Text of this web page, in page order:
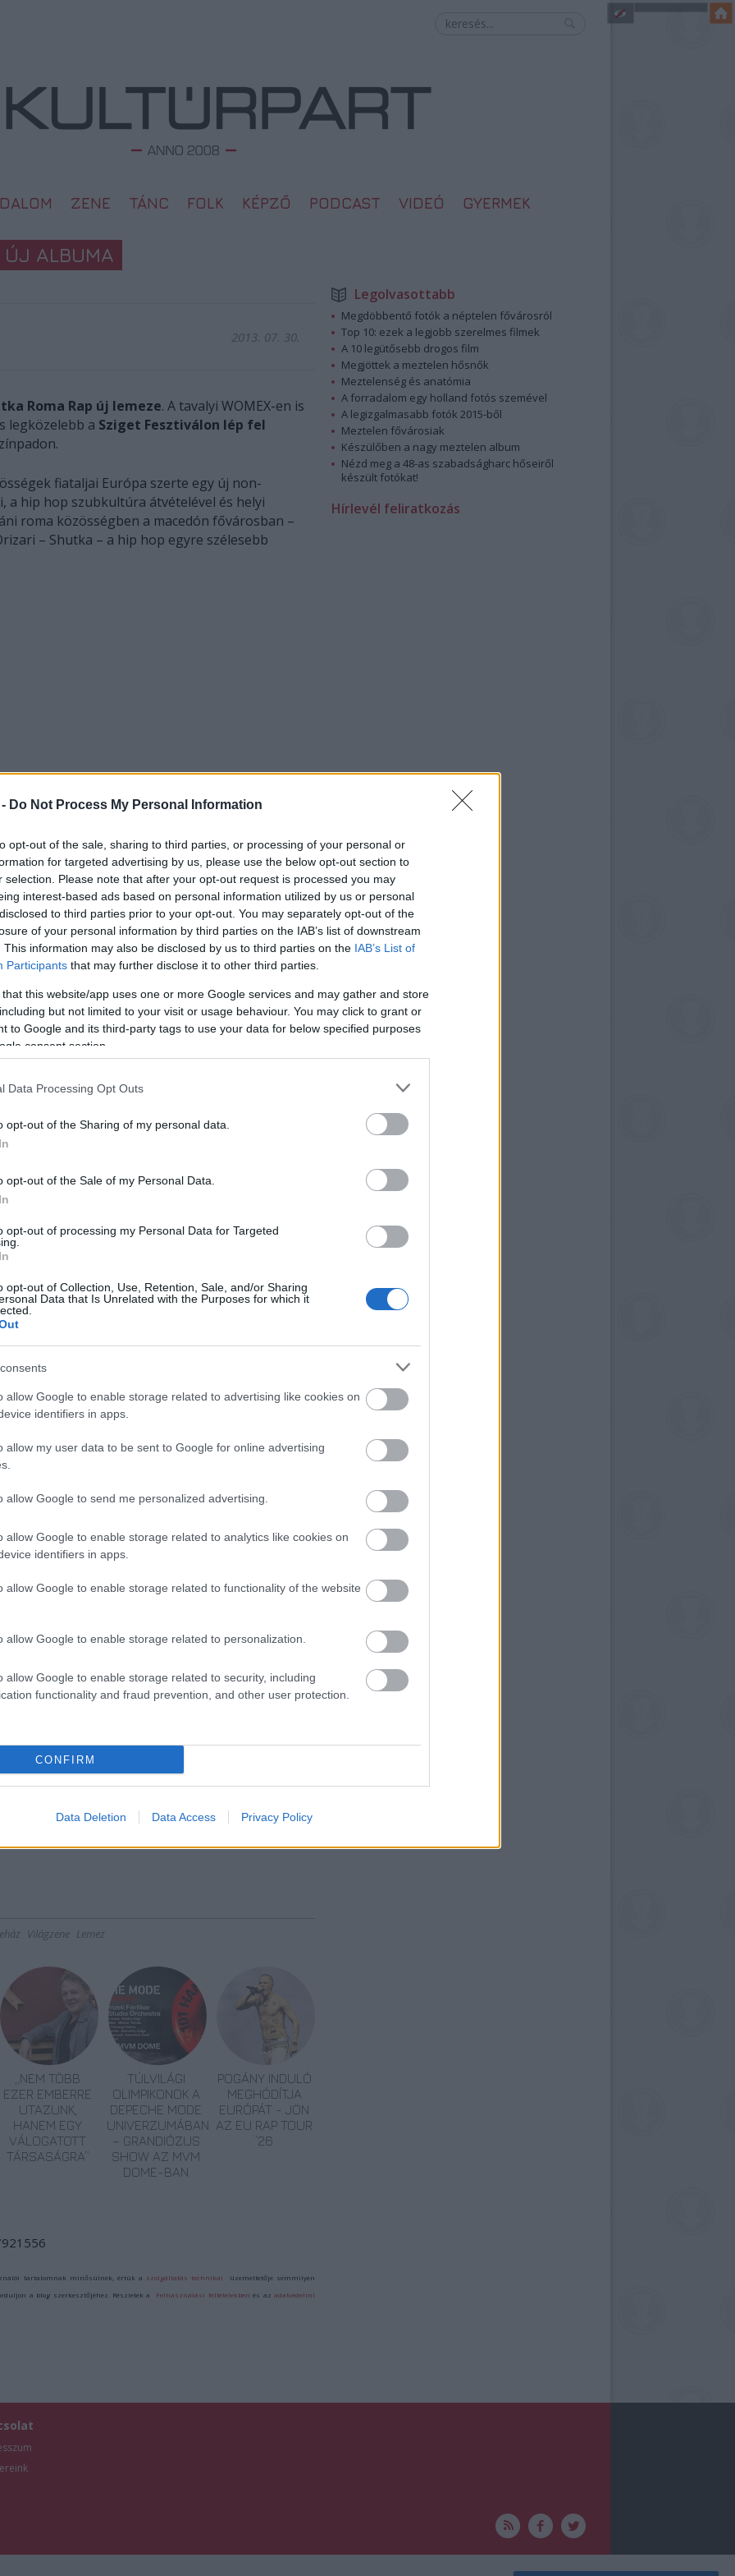
Do Not Process My Personal Information
opt-out of the sale, sharing to third parties, or processing of your personal or
for targeted advertising by us, please use the below opt-out section to
selection. Please note that after your opt-out request is processed you may
interest-based ads based on personal information utilized by us or personal
to third parties prior to your opt-out. You may separately opt-out of the
of your personal information by third parties on the IAB’s list of downstream
This information may also be disclosed by us to third parties on the IAB’s List of
Participants that may further disclose it to other third parties.
that this website/app uses one or more Google services and may gather and store
but not limited to your visit or usage behaviour. You may click to grant or
to Google and its third-party tags to use your data for below specified purposes
consent section.
Data Processing Opt Outs
opt-out of the Sharing of my personal data.
opt-out of the Sale of my Personal Data.
opt-out of processing my Personal Data for Targeted
opt-out of Collection, Use, Retention, Sale, and/or Sharing
Data that Is Unrelated with the Purposes for which it
allow Google to enable storage related to advertising like cookies on
identifiers in apps.
allow my user data to be sent to Google for online advertising
allow Google to send me personalized advertising.
allow Google to enable storage related to analytics like cookies on
identifiers in apps.
allow Google to enable storage related to functionality of the website
allow Google to enable storage related to personalization.
allow Google to enable storage related to security, including
functionality and fraud prevention, and other user protection.
CONFIRM
Data Deletion Data Access Privacy Policy
ZENE TÁNC FOLK KÉPZŐ PODCAST VIDEÓ GYERMEK
ÚJ ALBUMA
2013. 07. 30.
Roma Rap új lemeze. A tavalyi WOMEX-en is
legközelebb a Sziget Fesztiválon lép fel
fiataljai Európa szerte egy új non-
hip hop szubkultúra átvételével és helyi
roma közösségben a macedón fővárosban –
– Shutka – a hip hop egyre szélesebb
a roma rap stúdiókban, a helyi rap és
a házilag készült videóik. AzI Shutka tani mo
FOSM-2010) volt a skopjei roma rapperek
érték a 15. helyet a tekintélyes World Music
kiadás – és pozitív kritikákat,
világzenei körökben. Próbálkozásuk hamar a
élő előadásává fejlődött. A sikeres
melyen bemutathatnák új ötleteiket és
terén. Így alakult jól működő bandává a Shutka
zenélő generáció tapasztalatát a helyi
volna bemutatni zenéjüket, annak
a stúdióban. A stúdiómunkákat az
Mite Dimovski felügyelte. A 16 éves Kej1 és az
nem csak a helyi roma közösségben, de a
jelentkező közül választották ki a 2012-es
színpad kilenc előadója közé kerültek.
rapperek a Puka kozmetika közreműködésével
bombasiker lett.
kiadójukat az új albumhoz, a Shutka Roma Rap
Mára pedig ki is adták a lemezt,
Me sijum
Világzene Lemez
„NEM TÖBB
EZER EMBERRE
UTAZUNK,
HANEM EGY
VÁLOGATOTT
TÁRSASÁGRA”
TÚLVILÁGI
OLIMPIKONOK A
DEPECHE MODE
UNIVERZUMÁBAN
– GRANDIÓZUS
SHOW AZ MVM
DOME-BAN
POGÁNY INDULÓ
MEGHÓDÍTJA
EURÓPÁT - JÖN
AZ EU RAP TOUR
’26
tartalomnak minősülnek, értük a szolgáltatás technikai üzemeltetője semmilyen
a blog szerkesztőjéhez. Részletek a Felhasználási feltételekben és azadatvédelmi
Legolvasottabb
Megdöbbentő fotók a néptelen fővárosról
Top 10: ezek a legjobb szerelmes filmek
A 10 legütősebb drogos film
Megjöttek a meztelen hősnők
Meztelenség és anatómia
A forradalom egy holland fotós szemével
A legizgalmasabb fotók 2015-ből
Meztelen fővárosiak
Készülőben a nagy meztelen album
Nézd meg a 48-as szabadságharc hőseiről
készült fotókat!
Hírlevél feliratkozás